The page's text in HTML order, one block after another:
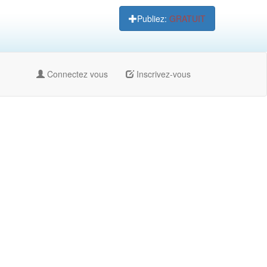
Publiez: GRATUIT
Connectez vous Inscrivez-vous